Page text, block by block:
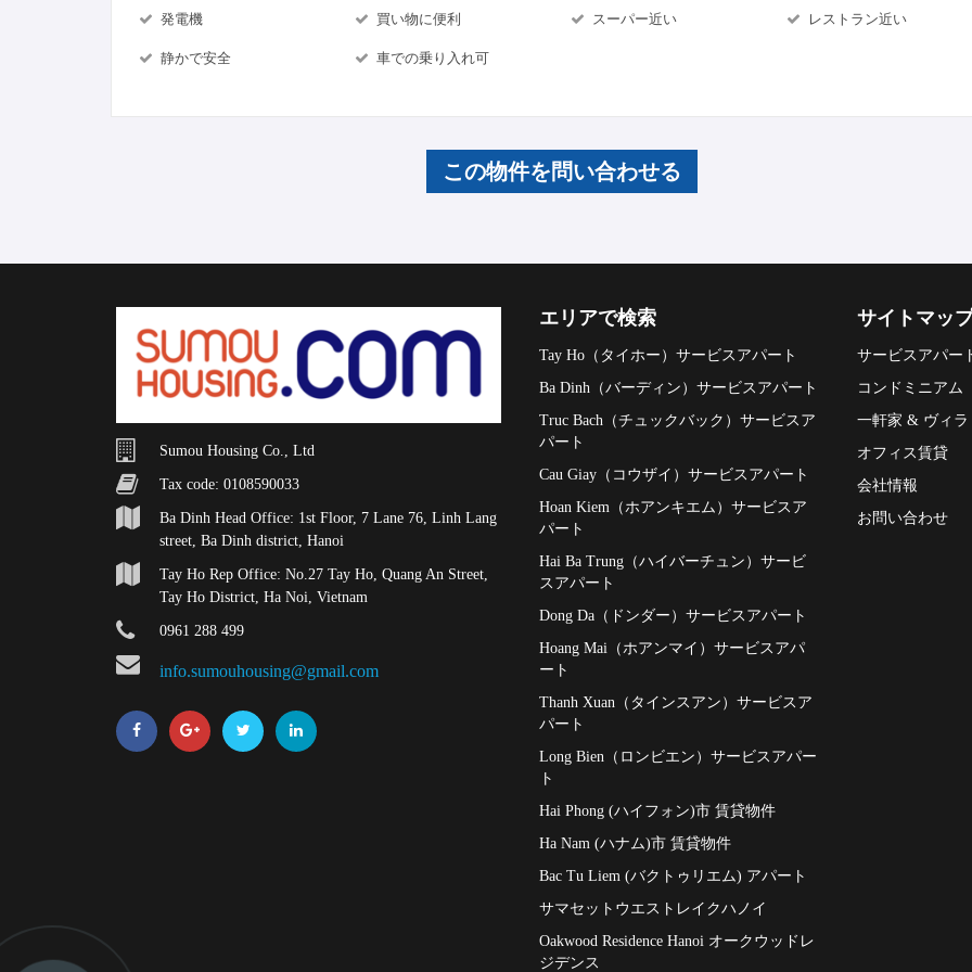
発電機 買い物に便利 スーパー近い レストラン近い
静かで安全 車での乗り入れ可
この物件を問い合わせる
Sumou Housing Co., Ltd
Tax code: 0108590033
Ba Dinh Head Office: 1st Floor, 7 Lane 76, Linh Lang
street, Ba Dinh district, Hanoi
Tay Ho Rep Office: No.27 Tay Ho, Quang An Street,
Tay Ho District, Ha Noi, Vietnam
0961 288 499
info.sumouhousing@gmail.com
エリアで検索
Tay Ho（タイホー）サービスアパート
Ba Dinh（バーディン）サービスアパート
Truc Bach（チュックバック）サービスア
パート
Cau Giay（コウザイ）サービスアパート
Hoan Kiem（ホアンキエム）サービスア
パート
Hai Ba Trung（ハイバーチュン）サービ
スアパート
Dong Da（ドンダー）サービスアパート
Hoang Mai（ホアンマイ）サービスアパ
ート
Thanh Xuan（タインスアン）サービスア
パート
Long Bien（ロンビエン）サービスアパー
ト
Hai Phong (ハイフォン)市 賃貸物件
Ha Nam (ハナム)市 賃貸物件
Bac Tu Liem (バクトゥリエム) アパート
サマセットウエストレイクハノイ
Oakwood Residence Hanoi オークウッドレ
ジデンス
サイトマッ
サービスアパー
コンドミニアム
一軒家 & ヴィラ
オフィス賃貸
会社情報
お問い合わせ